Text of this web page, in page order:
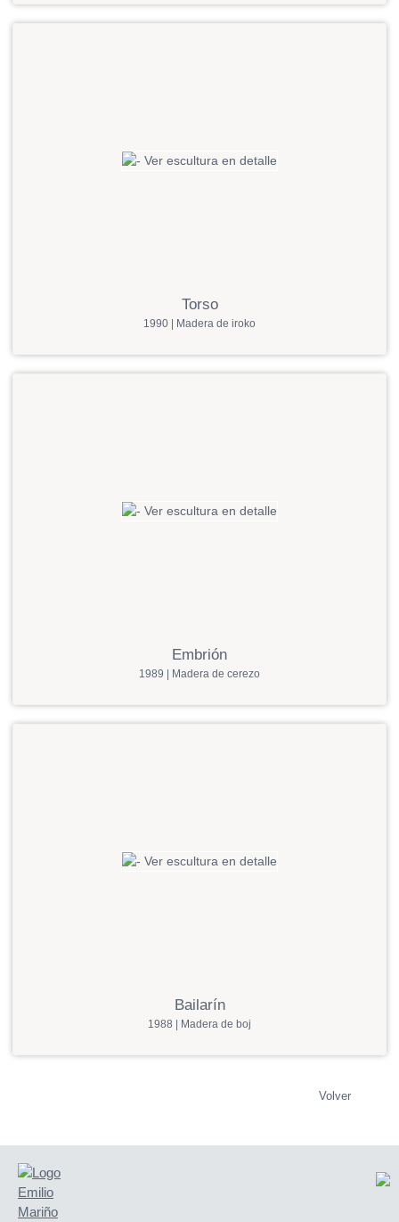
Torso
1990 | Madera de iroko
Embrión
1989 | Madera de cerezo
Bailarín
1988 | Madera de boj
Volver